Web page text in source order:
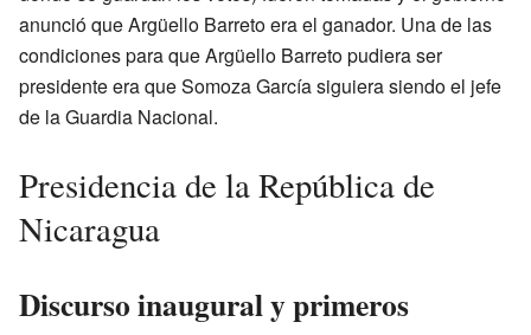
anunció que Argüello Barreto era el ganador. Una de las
condiciones para que Argüello Barreto pudiera ser
presidente era que Somoza García siguiera siendo el jefe
de la Guardia Nacional.
Presidencia de la República de
Nicaragua
Discurso inaugural y primeros